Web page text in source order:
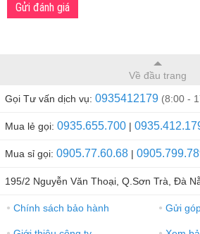
Gửi đánh giá
Về đầu trang
Gọi Tư vấn dịch vụ: 0935412179 (8:00 -
Mua lẻ gọi: 0935.655.700 |
Mua sỉ gọi: 0905.77.60.68 |
195/2 Nguyễn Văn Thoại, Q.Sơn Trà, Đà
● Chính sách bảo hành ● Gửi